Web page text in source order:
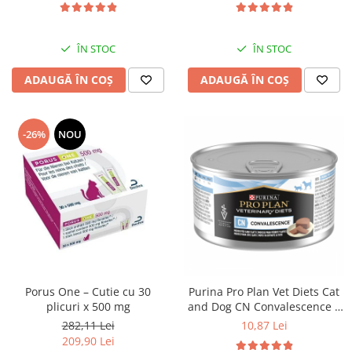
ÎN STOC
ADAUGĂ ÎN COȘ
ÎN STOC
ADAUGĂ ÎN COȘ
-26% NOU
Porus One – Cutie cu 30
plicuri x 500 mg
282,11 Lei
209,90 Lei
Purina Pro Plan Vet Diets Cat
and Dog CN Convalescence –
195 g
10,87 Lei